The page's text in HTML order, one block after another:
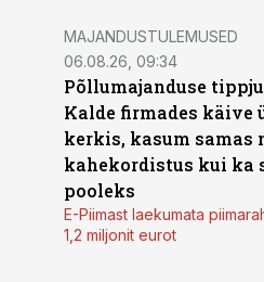
MAJANDUSTULEMUSED
06.08.26, 09:34
Põllumajanduse
Kalde firmades käive
kerkis, kasum samas
kahekordistus kui ka
pooleks
E-Piimast laekumata
1,2 miljonit eurot